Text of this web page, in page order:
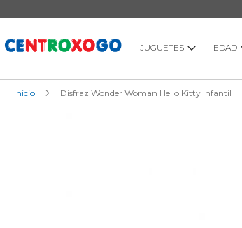
al
JUGUETES EDAD
Inicio Disfraz Wonder Woman Hello Kitty Infantil